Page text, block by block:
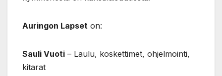
Auringon Lapset on:
Sauli Vuoti – Laulu, koskettimet, ohjelmointi,
kitarat